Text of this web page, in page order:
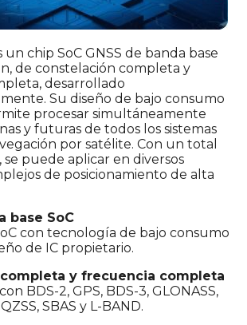
chip SoC GNSS de banda base
de constelación completa y
desarrollado
Su diseño de bajo consumo
procesar simultáneamente
y futuras de todos los sistemas
por satélite. Con un total
se puede aplicar en diversos
de posicionamiento de alta
base SoC
con tecnología de bajo consumo
de IC propietario.
y frecuencia completa
BDS-2, GPS, BDS-3, GLONASS,
SBAS y L-BAND.